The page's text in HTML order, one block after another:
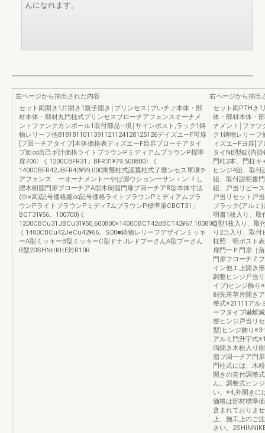
んになれます。
左ページから抽出された内容
セット両開き1片開き1親子開き￨プリンセス￨ブいチァ本体・部
材本体・部材丸門柱式プリンセスブローチアフェンスオーナメ
ントファンク方シポール1取付部品―境￨サインポスト,ラック1鋳
物レリーフ他8181811011391121124128125126デイズエーF可扉
[ブ回一チアタイプ]本体価格表ディズエーF目扉ブローチアタイ
プ姫∞言己ギ計価格ライトブラウンPミディアムブラウンP標準
扉700〉く1200CBFR31」BFR31¥79.500800〉く
1400CBFR42JBFR42¥99,000寓聾柱式謡翼柱式了靡ンセス軍壌チ
アフェンス 一オーナメント一やぱ膨ウション一サン︲ン′ｆし
肥木樹脂門扉ブローチアA型木樹脂門扉ブ回一チアB型本体寸法
(巾×高)記号価格姫∞記号価格ライトブラウンPミディアムブラ
ウンPライトブラウンPミディ7ムブラウンP標準扉CBCT31」
BCT31¥56。100700)く
1200CBCu31JBCu31¥50,600800×1400CBCT42dBCT42¥67.100800)
く1400CBCu42JeCu42¥66。S00■鋳物レリーフデザインミッキ
ーA型ミッキーB型ミッキーC型ドナJレドプーさんA型プーさん
B型20SHNttKttE対R10R
右ページから抽出
セット両PTHき1
体・部材本体・
ナメント￨ファツ
ク1鏑物レリーフ
ィズエ―Fヨ扉[
タイNB型錠(内
門柱2本、門柱キ
ヒンジ4組、取
組、取付説明書
組、戸当リピー
戸当リセット戸
ブラック(アルミ
明書1枚入り、取
C型1枚入り、取
り2コ入り、取
柱照 明ポスト表
扉門一Ｐ門扉［
門扉フローチＺ
イン他１上開き
調整ヒンジ戸当
イプ)ヒンジ飾り
剣先唐草片開き
整式※21111アル
ーフタイプ嚇離
整ヒンジ戸当リ
型)ヒンジ飾り※3
アルミ門升宇式
両開き木粉入り
脂ブ回一チア門
門柱式には、木
開きの直付調整
ん。調整式ヒン
い。※4,外開きに
価格は部材標準
含まれておりま
上、施工上のご
さい。